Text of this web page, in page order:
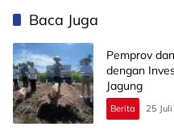
Baca Juga
Pemprov
dengan
Jagung
Berita 25